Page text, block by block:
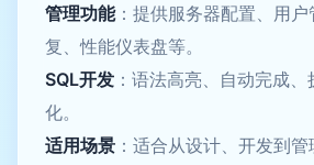
管理功能：提供服务器配置、用户
复、性能仪表盘等。
SQL开发 ：语法高亮、自动完成
化。
适用场景 ：适合从设计、开发到